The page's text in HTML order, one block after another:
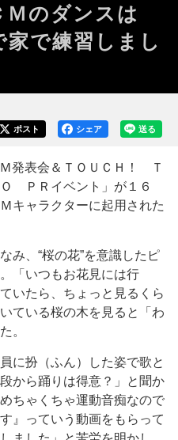
のダンスは
家で練習しまし
送る
シェア
ポスト
発表会＆ＴＯＵＣＨ！ Ｔ
ＰＲイベント」が１６
キャラクターに起用された
み、“桜の花”を意識したピ
「いつもお花見には行
いたら、ちょっと見るくら
ている桜の木を見ると「わ
。
に扮（ふん）した姿で歌と
から踊りは得意？」と聞か
ちゃくちゃ運動音痴なので
』っていう動画をもらって